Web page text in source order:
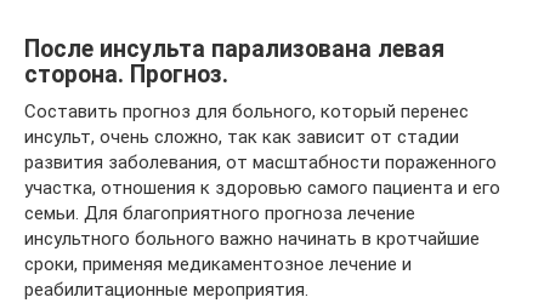
После инсульта парализована левая
сторона. Прогноз.
Составить прогноз для больного, который перенес
инсульт, очень сложно, так как зависит от стадии
развития заболевания, от масштабности пораженного
участка, отношения к здоровью самого пациента и его
семьи. Для благоприятного прогноза лечение
инсультного больного важно начинать в кротчайшие
сроки, применяя медикаментозное лечение и
реабилитационные мероприятия.